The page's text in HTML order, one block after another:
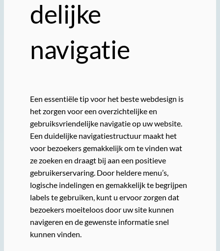
delijke
navigatie
Een essentiële tip voor het beste webdesign is
het zorgen voor een overzichtelijke en
gebruiksvriendelijke navigatie op uw website.
Een duidelijke navigatiestructuur maakt het
voor bezoekers gemakkelijk om te vinden wat
ze zoeken en draagt bij aan een positieve
gebruikerservaring. Door heldere menu’s,
logische indelingen en gemakkelijk te begrijpen
labels te gebruiken, kunt u ervoor zorgen dat
bezoekers moeiteloos door uw site kunnen
navigeren en de gewenste informatie snel
kunnen vinden.